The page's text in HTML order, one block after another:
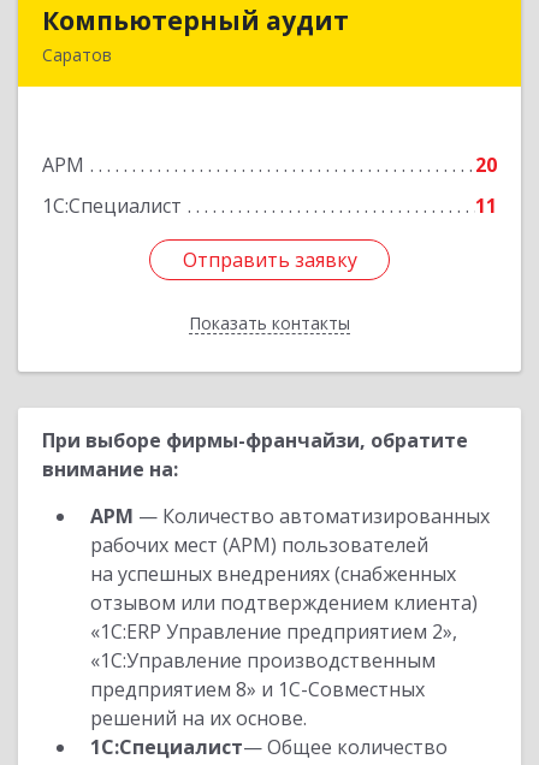
Компьютерный аудит
Саратов
АРМ
20
1С:Специалист
11
Отправить заявку
Показать контакты
Компьютерный аудит
Подробнее
Отправить заявку
Назад
При выборе фирмы-франчайзи, обратите
внимание на:
АРМ — Количество автоматизированных
рабочих мест (АРМ) пользователей
на успешных внедрениях (снабженных
отзывом или подтверждением клиента)
«1С:ERP Управление предприятием 2»,
«1С:Управление производственным
предприятием 8» и 1С-Совместных
решений на их основе.
1С:Специалист— Общее количество